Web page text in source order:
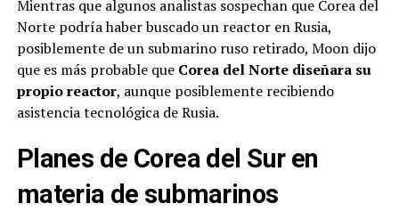
Mientras que algunos analistas sospechan que Corea del
Norte podría haber buscado un reactor en Rusia,
posiblemente de un submarino ruso retirado, Moon dijo
que es más probable que Corea del Norte diseñara su
propio reactor, aunque posiblemente recibiendo
asistencia tecnológica de Rusia.
Planes de Corea del Sur en
materia de submarinos